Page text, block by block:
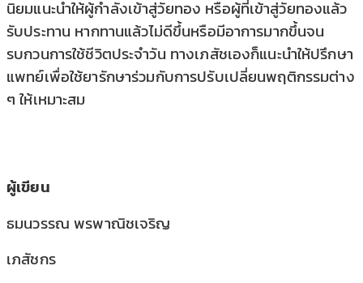
นิยมแนะนำให้ผู้กำลังเข้าสู่วัยทอง หรือผู้ที่เข้าสู่วัยทองแล้ว
รับประทาน หากทานแล้วไม่ดีขึ้นหรือมีอาการมากขึ้นจน
รบกวนการใช้ชีวิตประจำวัน ทางเภสัชเองก็แนะนำให้ปรึกษา
แพทย์เพื่อใช้ยารักษาร่วมกับการปรับเปลี่ยนพฤติกรรมต่าง
ๆ ให้เหมาะสม
ผู้เขียน
ธมนวรรณ พรพาณิชเจริญ
เภสัชกร